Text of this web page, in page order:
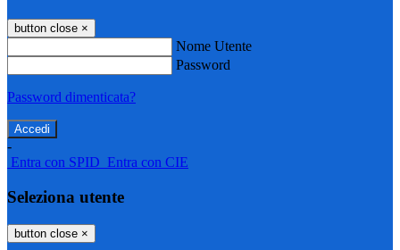
button close ×
Nome Utente
Password
Password dimenticata?
-
Entra con SPID Entra con CIE
Seleziona utente
button close ×